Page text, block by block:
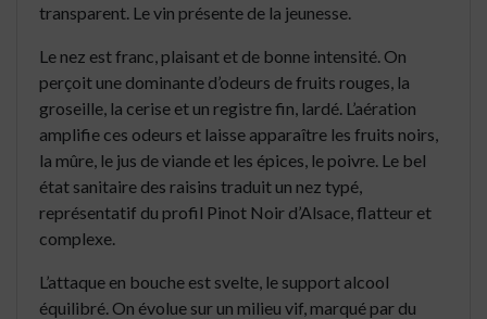
transparent. Le vin présente de la jeunesse.
Le nez est franc, plaisant et de bonne intensité. On
perçoit une dominante d’odeurs de fruits rouges, la
groseille, la cerise et un registre fin, lardé. L’aération
amplifie ces odeurs et laisse apparaître les fruits noirs,
la mûre, le jus de viande et les épices, le poivre. Le bel
état sanitaire des raisins traduit un nez typé,
représentatif du profil Pinot Noir d’Alsace, flatteur et
complexe.
L’attaque en bouche est svelte, le support alcool
équilibré. On évolue sur un milieu vif, marqué par du